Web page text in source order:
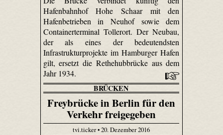
Hafenbahnhof Hohe Schaar mit den
Hafenbetrieben in Neuhof sowie dem
Containerterminal Tollerort. Der Neubau,
der als eines der bedeutendsten
Infrastrukturprojekte im Hamburger Hafen
gilt, ersetzt die Rethehubbrücke aus dem
Jahr 1934.
BRÜCKEN
Freybrücke in Berlin für den
Verkehr freigegeben
tvi.ticker • 20. Dezember 2016